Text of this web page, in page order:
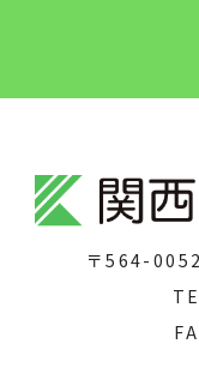
〒564-0052